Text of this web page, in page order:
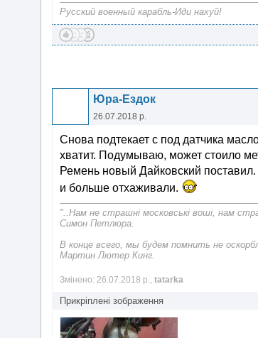
Русский военный карабль-Иди нахуй!
Юра-Ездок
26.07.2018 р.
Снова подтекает с под датчика
хватит. Подумываю, может стоило
Ремень новый Дайковский
и больше отхаживали.
"..Нам не страшні московські воші, нам
Симон Петлюра.
В конце всего, мы будем помнить не
Мартин Лютер Кинг.
Змінено: 26.07.2018 р., tatarka
Прикріплені зображення